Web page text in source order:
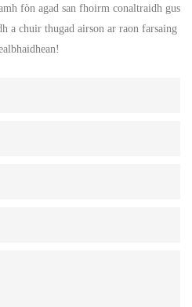
fòn agad san fhoirm conaltraidh gus
a chuir thugad airson ar raon farsaing